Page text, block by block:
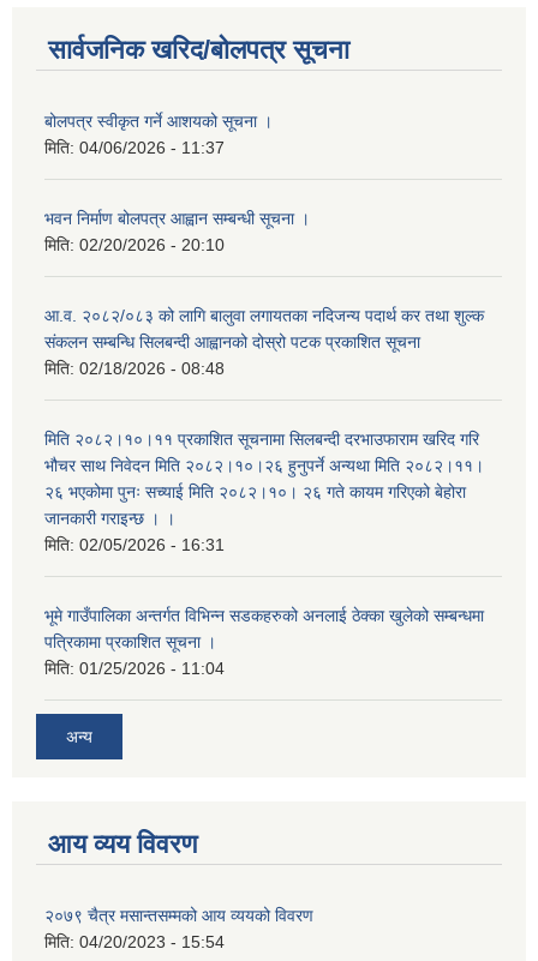
सार्वजनिक खरिद/बोलपत्र सूचना
बोलपत्र स्वीकृत गर्ने आशयको सूचना ।
मिति: 04/06/2026 - 11:37
भवन निर्माण बोलपत्र आह्वान सम्बन्धी सूचना ।
मिति: 02/20/2026 - 20:10
आ.व. २०८२/०८३ को लागि बालुवा लगायतका नदिजन्य पदार्थ कर तथा शुल्क
संकलन सम्बन्धि सिलबन्दी आह्वानको दोस्रो पटक प्रकाशित सूचना
मिति: 02/18/2026 - 08:48
मिति २०८२।१०।११ प्रकाशित सूचनामा सिलबन्दी दरभाउफाराम खरिद गरि
भौचर साथ निवेदन मिति २०८२।१०।२६ हुनुपर्ने अन्यथा मिति २०८२।११।
२६ भएकोमा पुनः सच्याई मिति २०८२।१०। २६ गते कायम गरिएको बेहोरा
जानकारी गराइन्छ । ।
मिति: 02/05/2026 - 16:31
भूमे गाउँपालिका अन्तर्गत विभिन्न सडकहरुको अनलाई ठेक्का खुलेको सम्बन्धमा
पत्रिकामा प्रकाशित सूचना ।
मिति: 01/25/2026 - 11:04
अन्य
आय व्यय विवरण
२०७९ चैत्र मसान्तसम्मको आय व्ययको विवरण
मिति: 04/20/2023 - 15:54